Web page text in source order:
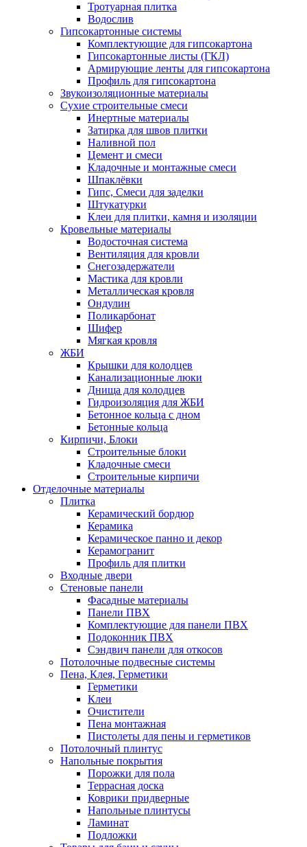
Тротуарная плитка
Водослив
Гипсокартонные системы
Комплектующие для гипсокартона
Гипсокартонные листы (ГКЛ)
Армирующие ленты для гипсокартона
Профиль для гипсокартона
Звукоизоляционные материалы
Сухие строительные смеси
Инертные материалы
Затирка для швов плитки
Наливной пол
Цемент и смеси
Кладочные и монтажные смеси
Шпаклёвки
Гипс, Смеси для заделки
Штукатурки
Клеи для плитки, камня и изоляции
Кровельные материалы
Водосточная система
Вентиляция для кровли
Снегозадержатели
Мастика для кровли
Металлическая кровля
Ондулин
Поликарбонат
Шифер
Мягкая кровля
ЖБИ
Крышки для колодцев
Канализационные люки
Днища для колодцев
Гидроизоляция для ЖБИ
Бетонное кольца с дном
Бетонные кольца
Кирпичи, Блоки
Строительные блоки
Кладочные смеси
Строительные кирпичи
Отделочные материалы
Плитка
Керамический бордюр
Керамика
Керамическое панно и декор
Керамогранит
Профиль для плитки
Входные двери
Стеновые панели
Фасадные материалы
Панели ПВХ
Комплектующие для панели ПВХ
Подоконник ПВХ
Сэндвич панели для откосов
Потолочные подвесные системы
Пена, Клея, Герметики
Герметики
Клеи
Очистители
Пена монтажная
Пистолеты для пены и герметиков
Потолочный плинтус
Напольные покрытия
Порожки для пола
Террасная доска
Коврики придверные
Напольные плинтусы
Ламинат
Подложки